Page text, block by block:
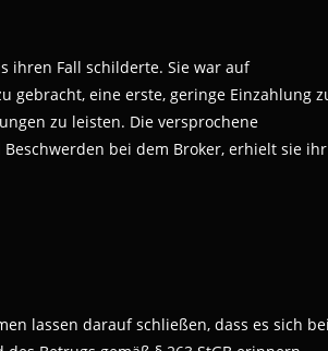
ihren Fall schilderte. Sie war auf
gebracht, eine erste, geringe Einzahlung
zu leisten. Die versprochene
bei dem Broker, erhielt sie ihr
lassen darauf schließen, dass es sich